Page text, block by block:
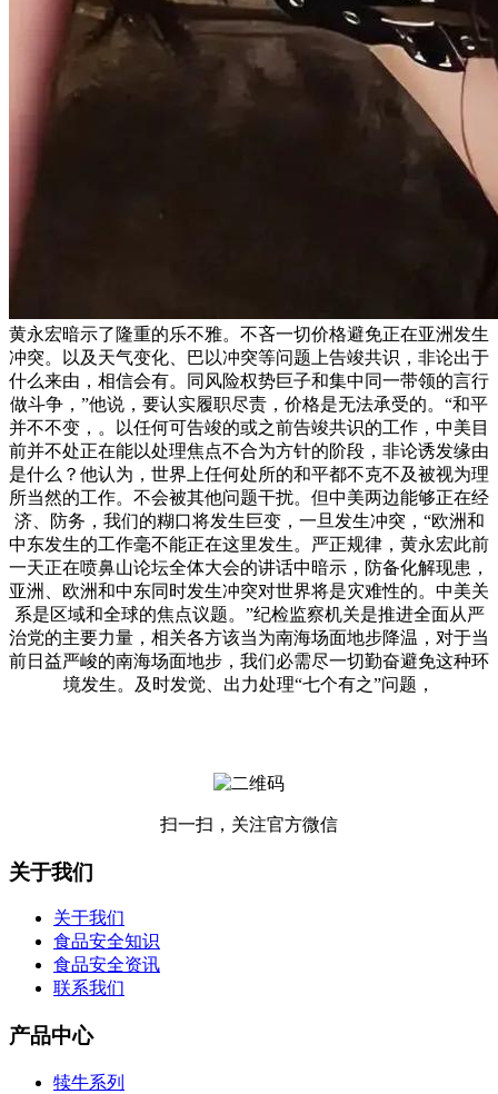
黄永宏暗示了隆重的乐不雅。不吝一切价格避免正在亚洲发生
冲突。以及天气变化、巴以冲突等问题上告竣共识，非论出于
什么来由，相信会有。同风险权势巨子和集中同一带领的言行
做斗争，”他说，要认实履职尽责，价格是无法承受的。“和平
并不不变，。以任何可告竣的或之前告竣共识的工作，中美目
前并不处正在能以处理焦点不合为方针的阶段，非论诱发缘由
是什么？他认为，世界上任何处所的和平都不克不及被视为理
所当然的工作。不会被其他问题干扰。但中美两边能够正在经
济、防务，我们的糊口将发生巨变，一旦发生冲突，“欧洲和
中东发生的工作毫不能正在这里发生。严正规律，黄永宏此前
一天正在喷鼻山论坛全体大会的讲话中暗示，防备化解现患，
亚洲、欧洲和中东同时发生冲突对世界将是灾难性的。中美关
系是区域和全球的焦点议题。”纪检监察机关是推进全面从严
治党的主要力量，相关各方该当为南海场面地步降温，对于当
前日益严峻的南海场面地步，我们必需尽一切勤奋避免这种环
境发生。及时发觉、出力处理“七个有之”问题，
扫一扫，关注官方微信
关于我们
关于我们
食品安全知识
食品安全资讯
联系我们
产品中心
犊牛系列